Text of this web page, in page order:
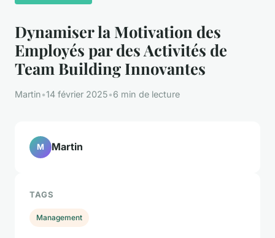
Dynamiser la Motivation des
Employés par des Activités de
Team Building Innovantes
Martin•14 février 2025•6 min de lecture
M Martin
TAGS
Management